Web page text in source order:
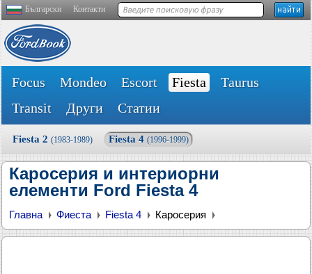
Български Контакти
Focus Mondeo Escort Fiesta
Taurus
Transit
Други Статии
Fiesta 2 (1983-1989) Fiesta 4 (1996-1999)
Каросерия и интериорни
елементи Ford Fiesta 4
Главна Фиеста Fiesta 4 Каросерия